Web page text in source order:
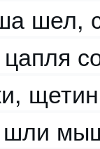
шел,
шли